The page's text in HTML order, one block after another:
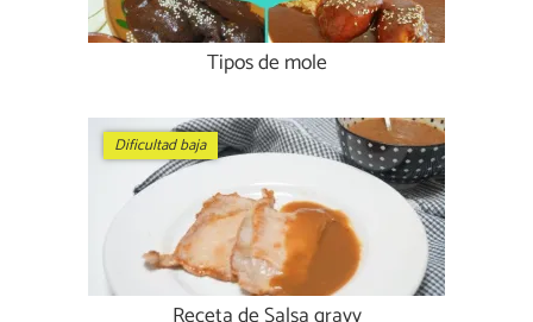
Tipos de mole
Dificultad baja